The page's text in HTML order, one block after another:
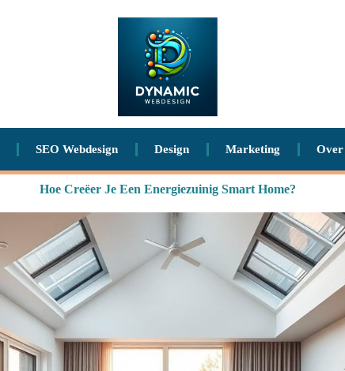
SEO Webdesign Design Marketing Over
Hoe Creëer Je Een Energiezuinig Smart Home?